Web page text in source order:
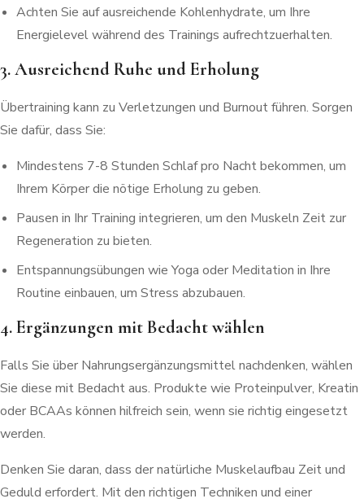
Achten Sie auf ausreichende Kohlenhydrate, um Ihre
Energielevel während des Trainings aufrechtzuerhalten.
3. Ausreichend Ruhe und Erholung
Übertraining kann zu Verletzungen und Burnout führen. Sorgen
Sie dafür, dass Sie:
Mindestens 7-8 Stunden Schlaf pro Nacht bekommen, um
Ihrem Körper die nötige Erholung zu geben.
Pausen in Ihr Training integrieren, um den Muskeln Zeit zur
Regeneration zu bieten.
Entspannungsübungen wie Yoga oder Meditation in Ihre
Routine einbauen, um Stress abzubauen.
4. Ergänzungen mit Bedacht wählen
Falls Sie über Nahrungsergänzungsmittel nachdenken, wählen
Sie diese mit Bedacht aus. Produkte wie Proteinpulver, Kreatin
oder BCAAs können hilfreich sein, wenn sie richtig eingesetzt
werden.
Denken Sie daran, dass der natürliche Muskelaufbau Zeit und
Geduld erfordert. Mit den richtigen Techniken und einer